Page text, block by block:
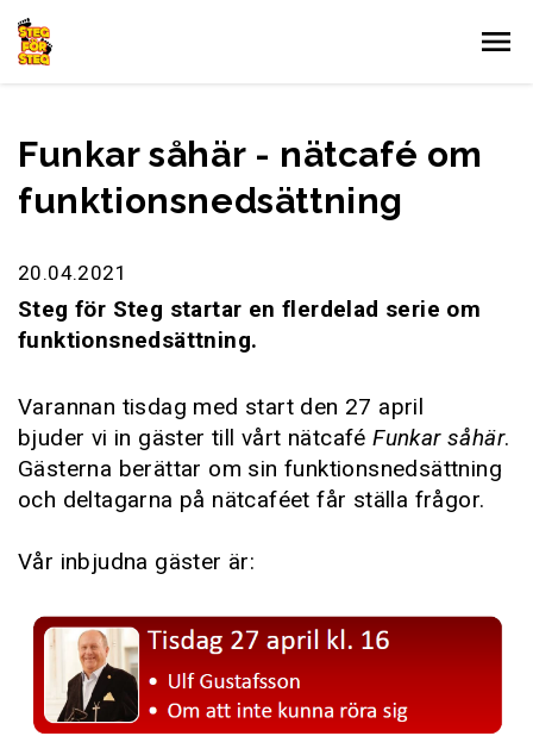
Gå till innehållet
Funkar såhär - nätcafé om
funktionsnedsättning
20.04.2021
Steg för Steg startar en flerdelad serie om
funktionsnedsättning.
Varannan tisdag med start den 27 april
bjuder vi in gäster till vårt nätcaféFunkar såhär.
Gästerna berättar om sin funktionsnedsättning
och deltagarna på nätcaféet får ställa frågor.
Vår inbjudna gäster är: